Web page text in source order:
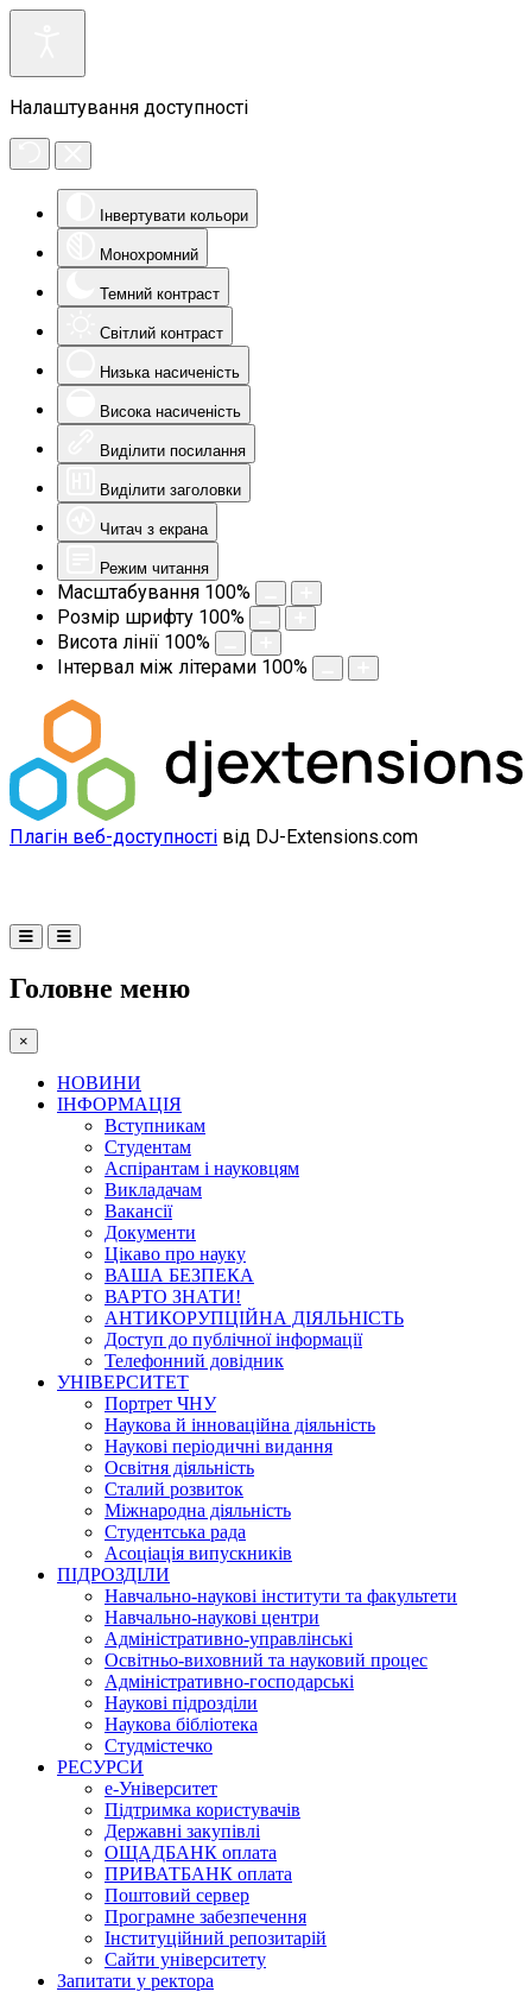
Налаштування доступності
Інвертувати кольори
Монохромний
Темний контраст
Світлий контраст
Низька насиченість
Висока насиченість
Виділити посилання
Виділити заголовки
Читач з екрана
Режим читання
Масштабування 100%
Розмір шрифту 100%
Висота лінії 100%
Інтервал між літерами 100%
Плагін веб-доступності від DJ-Extensions.com
Головне меню
×
НОВИНИ
ІНФОРМАЦІЯ
Вступникам
Студентам
Аспірантам і науковцям
Викладачам
Вакансії
Документи
Цікаво про науку
ВАША БЕЗПЕКА
ВАРТО ЗНАТИ!
АНТИКОРУПЦІЙНА ДІЯЛЬНІСТЬ
Доступ до публічної інформації
Телефонний довідник
УНІВЕРСИТЕТ
Портрет ЧНУ
Наукова й інноваційна діяльність
Наукові періодичні видання
Освітня діяльність
Сталий розвиток
Міжнародна діяльність
Студентська рада
Асоціація випускників
ПІДРОЗДІЛИ
Навчально-наукові інститути та факультети
Навчально-наукові центри
Адміністративно-управлінські
Освітньо-виховний та науковий процес
Адміністративно-господарські
Наукові підрозділи
Наукова бібліотека
Студмістечко
РЕСУРСИ
е-Університет
Підтримка користувачів
Державні закупівлі
ОЩАДБАНК оплата
ПРИВАТБАНК оплата
Поштовий сервер
Програмне забезпечення
Інституційний репозитарій
Сайти університету
Запитати у ректора